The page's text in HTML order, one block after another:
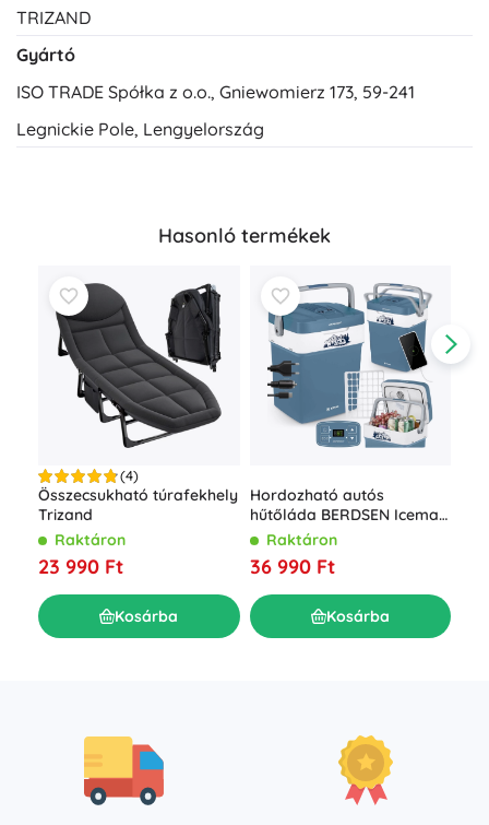
TRIZAND
Gyártó
ISO TRADE Spółka z o.o., Gniewomierz 173, 59-241
Legnickie Pole, Lengyelország
Hasonló termékek
(4)
Összecsukható túrafekhely
Trizand
Raktáron
23 990 Ft
Kosárba
Hordozható autós
hűtőláda BERDSEN Icemax
29 l ECO móddal – kék
Raktáron
36 990 Ft
Kosárba